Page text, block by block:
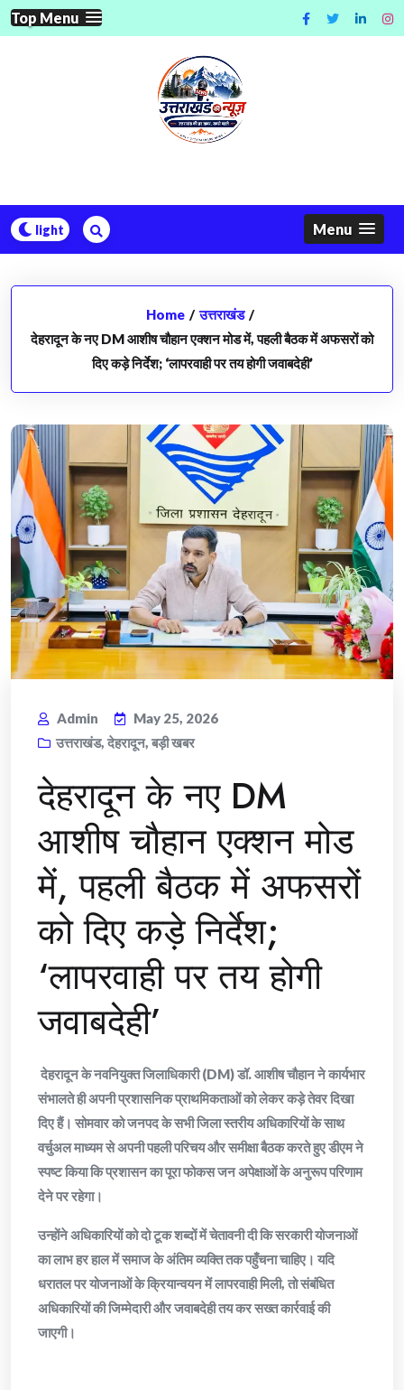
Skip
to
Top Menu
Menu
Home / उत्तराखंड /
देहरादून के नए DM आशीष चौहान एक्शन मोड में, पहली बैठक में अफसरों को
दिए कड़े निर्देश; ‘लापरवाही पर तय होगी जवाबदेही’
Admin
May 25, 2026
उत्तराखंड, देहरादून, बड़ी खबर
देहरादून के नए DM
आशीष चौहान एक्शन मोड
में, पहली बैठक में अफसरों
को दिए कड़े निर्देश;
‘लापरवाही पर तय होगी
जवाबदेही’
देहरादून के नवनियुक्त जिलाधिकारी (DM) डॉ. आशीष चौहान ने कार्यभार
संभालते ही अपनी प्रशासनिक प्राथमिकताओं को लेकर कड़े तेवर दिखा
दिए हैं। सोमवार को जनपद के सभी जिला स्तरीय अधिकारियों के साथ
वर्चुअल माध्यम से अपनी पहली परिचय और समीक्षा बैठक करते हुए डीएम ने
स्पष्ट किया कि प्रशासन का पूरा फोकस जन अपेक्षाओं के अनुरूप परिणाम
देने पर रहेगा।
​उन्होंने अधिकारियों को दो टूक शब्दों में चेतावनी दी कि सरकारी योजनाओं
का लाभ हर हाल में समाज के अंतिम व्यक्ति तक पहुँचना चाहिए। यदि
धरातल पर योजनाओं के क्रियान्वयन में लापरवाही मिली, तो संबंधित
अधिकारियों की जिम्मेदारी और जवाबदेही तय कर सख्त कार्रवाई की
जाएगी।